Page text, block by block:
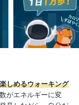
しめるウォーキング
がエネルギーに変